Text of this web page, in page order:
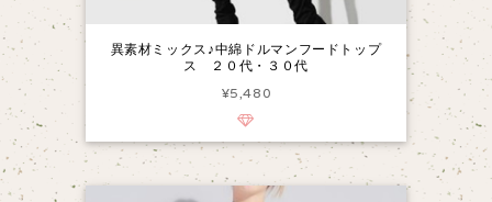
異素材ミックス♪中綿ドルマンフードトップ
ス ２０代・３０代
¥5,480